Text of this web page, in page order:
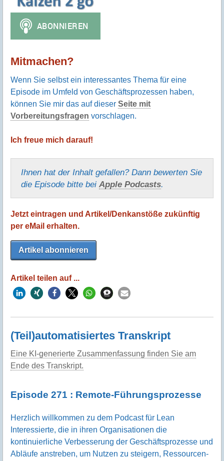
Mitmachen?
Wenn Sie selbst ein interessantes Thema für eine
Episode im Umfeld von Geschäftsprozessen haben,
können Sie mir das auf dieser Seite mit
Vorbereitungsfragen vorschlagen.
Ich freue mich darauf!
Ihnen hat der Inhalt gefallen? Dann bewerten Sie
die Episode bitte bei Apple Podcasts
Jetzt eintragen und Artikel/Denkanstöße zukünftig
per eMail erhalten.
Artikel abonnieren
Artikel teilen auf ...
(Teil)automatisiertes Transkript
Eine KI-generierte Zusammenfassung finden Sie am
Ende des Transkript.
Episode 271 : Remote-Führungsprozesse
Herzlich willkommen zu dem Podcast für Lean
Interessierte, die in ihren Organisationen die
kontinuierliche Verbesserung der Geschäftsprozesse und
Abläufe anstreben, um Nutzen zu steigern, Ressourcen-